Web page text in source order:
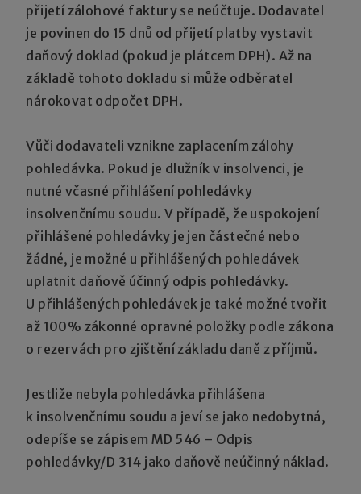
přijetí zálohové faktury se neúčtuje. Dodavatel
je povinen do 15 dnů od přijetí platby vystavit
daňový doklad (pokud je plátcem DPH). Až na
základě tohoto dokladu si může odběratel
nárokovat odpočet DPH.
Vůči dodavateli vznikne zaplacením zálohy
pohledávka. Pokud je dlužník v insolvenci, je
nutné včasné přihlášení pohledávky
insolvenčnímu soudu. V případě, že uspokojení
přihlášené pohledávky je jen částečné nebo
žádné, je možné u přihlášených pohledávek
uplatnit daňově účinný odpis pohledávky.
U přihlášených pohledávek je také možné tvořit
až 100% zákonné opravné položky podle zákona
o rezervách pro zjištění základu daně z příjmů.
Jestliže nebyla pohledávka přihlášena
k insolvenčnímu soudu a jeví se jako nedobytná,
odepíše se zápisem MD 546 – Odpis
pohledávky/D 314 jako daňově neúčinný náklad.